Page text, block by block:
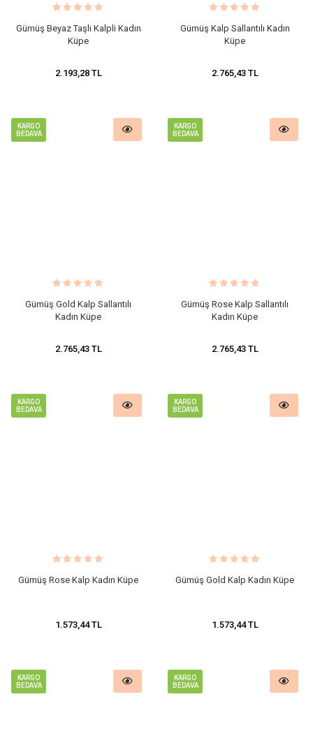
Gümüş Beyaz Taşlı Kalpli Kadın
Küpe
2.193,28 TL
Gümüş Kalp Sallantılı Kadın
Küpe
2.765,43 TL
KARGO
BEDAVA
Gümüş Gold Kalp Sallantılı
Kadın Küpe
2.765,43 TL
KARGO
BEDAVA
Gümüş Rose Kalp Sallantılı
Kadın Küpe
2.765,43 TL
KARGO
BEDAVA
Gümüş Rose Kalp Kadın Küpe
1.573,44 TL
KARGO
BEDAVA
Gümüş Gold Kalp Kadın Küpe
1.573,44 TL
KARGO
BEDAVA
KARGO
BEDAVA